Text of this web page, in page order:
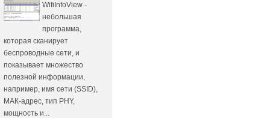
WifiInfoView -
небольшая
программа,
которая сканирует
беспроводные сети, и
показывает множество
полезной информации,
например, имя сети (SSID),
МАК-адрес, тип PHY,
мощность и...